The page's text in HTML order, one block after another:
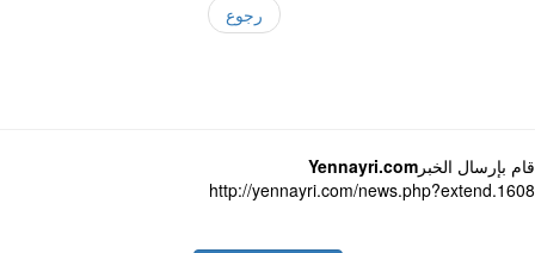
رجوع
بإرسال الخبرYennayri.com
http://yennayri.com/